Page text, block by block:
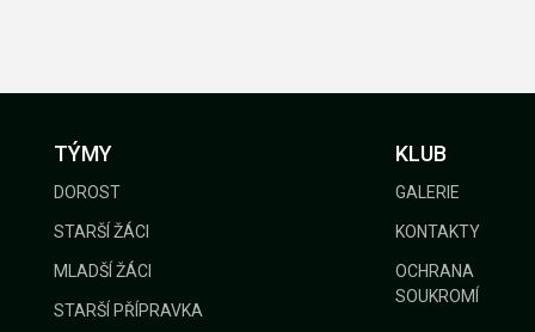
TÝMY
DOROST
STARŠÍ ŽÁCI
MLADŠÍ ŽÁCI
STARŠÍ PŘÍPRAVKA
KLUB
GALERIE
KONTAKTY
OCHRANA
SOUKROMÍ